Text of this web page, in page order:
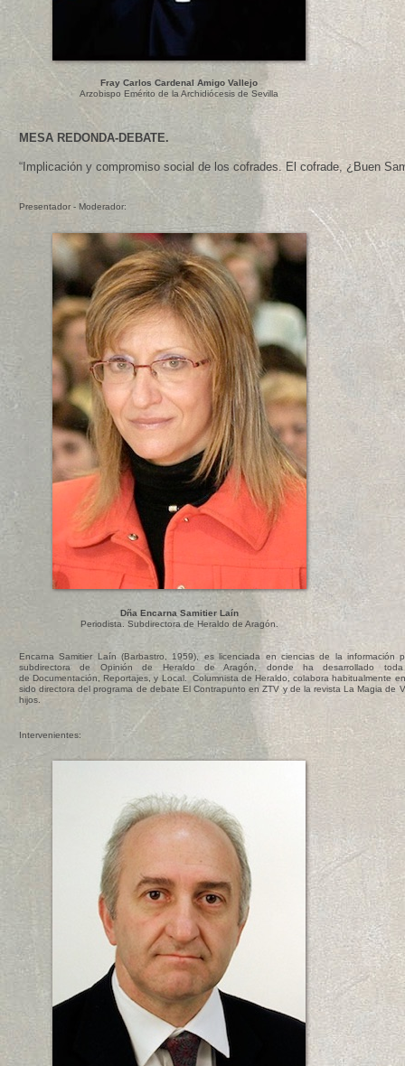
Fray Carlos Cardenal Amigo Vallejo
Arzobispo Emérito de la Archidiócesis de Sevilla
MESA REDONDA-DEBATE.
“Implicación y compromiso social de los cofrades. El cofrade, ¿Buen
Presentador - Moderador:
Dña Encarna Samitier Laín
Periodista. Subdirectora de Heraldo de Aragón.
Encarna Samitier Laín (Barbastro, 1959), es licenciada en ciencias de la información
subdirectora de Opinión de Heraldo de Aragón, donde ha desarrollado
de Documentación, Reportajes, y Local. Columnista de Heraldo, colabora habitualmente
sido directora del programa de debate El Contrapunto en ZTV y de la revista La Magia de
hijos.
Intervenientes: